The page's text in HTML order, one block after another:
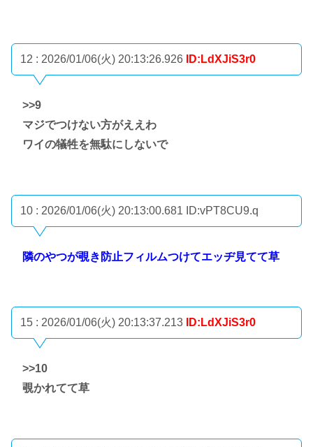
12 : 2026/01/06(火) 20:13:26.926 ID:LdXJiS3r0
>>9
マジでつけない方がええわ
ワイの犠牲を無駄にしないで
10 : 2026/01/06(火) 20:13:00.681 ID:vPT8CU9.q
隣のやつが覗き防止フィルムつけてエッヂ見てて草
15 : 2026/01/06(火) 20:13:37.213 ID:LdXJiS3r0
>>10
覗かれてて草